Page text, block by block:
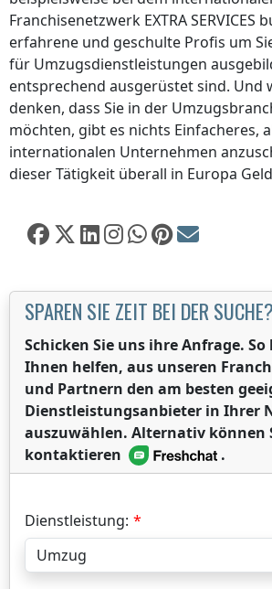
Franchisenetzwerk EXTRA SERVICES
erfahrene und geschulte Profis um
für Umzugsdienstleistungen
entsprechend ausgerüstet sind. Und
denken, dass Sie in der
möchten, gibt es nichts Einfacheres,
internationalen Unternehmen
dieser Tätigkeit überall in Europa
SPAREN SIE ZEIT BEI DER SUCHE?
Schicken Sie uns ihre Anfrage.
Ihnen helfen, aus unseren
und Partnern den am besten
Dienstleistungsanbieter in Ihrer
auszuwählen. Alternativ können
kontaktieren
.
Dienstleistung: